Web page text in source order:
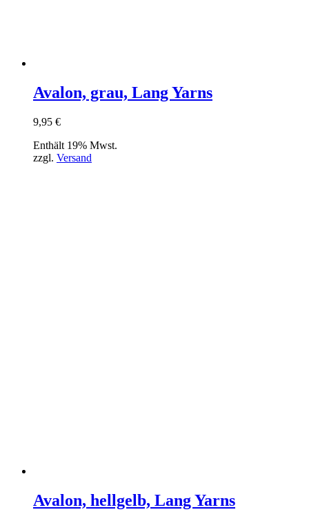
Avalon, grau, Lang Yarns
9,95 €
Enthält 19% Mwst.
zzgl. Versand
Avalon, hellgelb, Lang Yarns